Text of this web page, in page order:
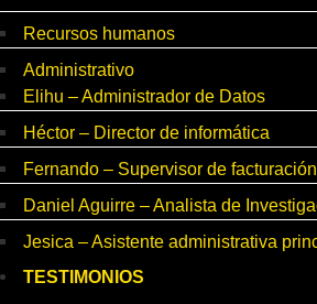
Recursos humanos
Administrativo
Elihu – Administrador de Datos
Héctor – Director de informática
Fernando – Supervisor de facturación
Daniel Aguirre – Analista de
Jesica – Asistente administrativa
TESTIMONIOS